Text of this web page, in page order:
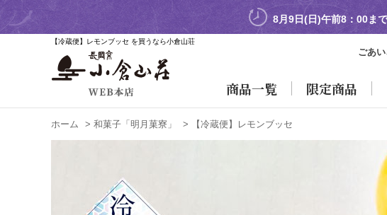
【冷蔵便】レモンブッセ を買うなら小倉山荘
8月9日(日)午前8：00ま
ごあ
商品一覧 限定商品
ホーム > 和菓子「明月菓寮」 > 【冷蔵便】レモンブッセ